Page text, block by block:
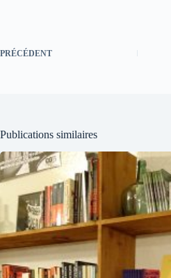
PRÉCÉDENT
Publications similaires